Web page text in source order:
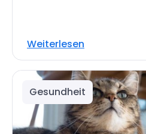
Weiterlesen
Gesundheit